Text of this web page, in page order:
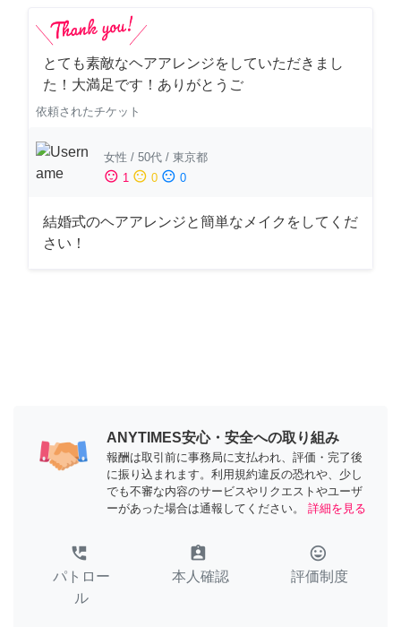
とても素敵なヘアアレンジをしていただきまし
た！大満足です！ありがとうご
依頼されたチケット
女性 / 50代 / 東京都
sentiment_satisfied 1 sentiment_neutral 0 sentiment_dissatisfied 0
結婚式のヘアアレンジと簡単なメイクをしてくだ
さい！
ANYTIMES安心・安全への取り組み
報酬は取引前に事務局に支払われ、評価・完了後
に振り込まれます。利用規約違反の恐れや、少し
でも不審な内容のサービスやリクエストやユーザ
ーがあった場合は通報してください。
詳細を見る
perm_phone_msg
パトロー
ル
assignment_ind
本人確認
tag_faces
評価制度